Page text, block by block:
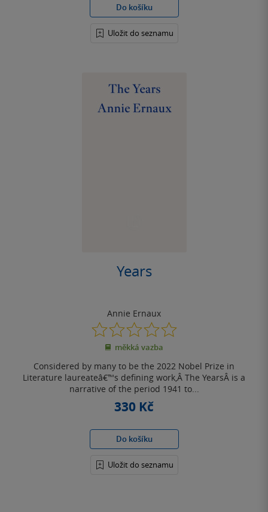
Do košíku
Uložit do seznamu
Years
Annie Ernaux
0.0
z
5
měkká vazba
Considered by many to be the 2022 Nobel Prize in
Literature laureateâ€™s defining work,Â The YearsÂ is a
narrative of the period 1941 to...
330 Kč
Do košíku
Uložit do seznamu